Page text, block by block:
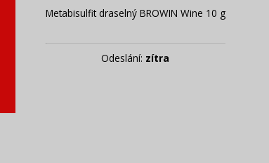
Metabisulfit draselný BROWIN Wine 10 g
Odeslání: zítra